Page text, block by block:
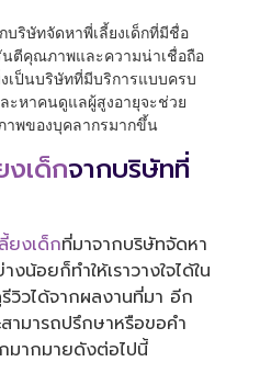
บริษัทจัดหาพี่เลี้ยงเด็กที่มีชื่อ
นตีคุณภาพและความน่าเชื่อถือ
งเป็นบริษัทที่มีบริการแบบครบ
ละหาคนดูแลผู้สูงอายุจะช่วย
าพของบุคลากรมากขึ้น
เด็กจากบริษัทที่
ยงเด็กที่มาจากบริษัทจัดหา
น้อยก็ทำให้เราวางใจได้ใน
วิวได้จากผลงานที่มา อีก
ามารถปรึกษาหรือขอคำ
มากมายดังต่อไปนี้